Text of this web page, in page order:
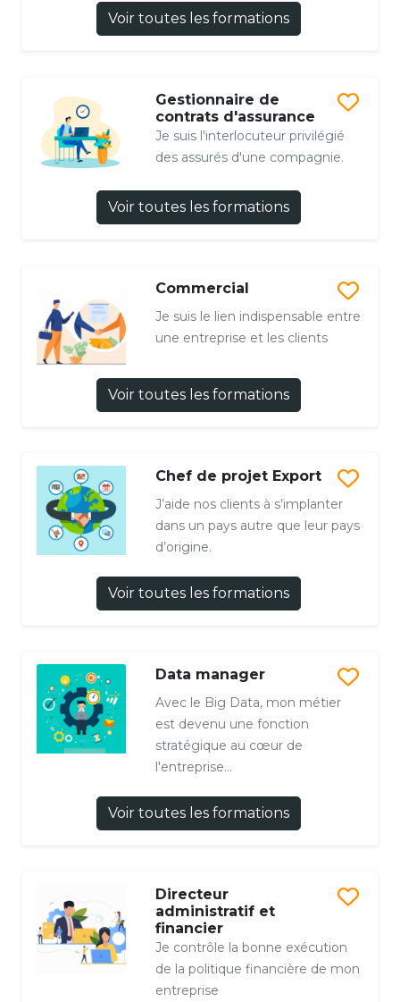
Voir toutes les formations
Gestionnaire de
contrats d'assurance
Je suis l'interlocuteur privilégié
des assurés d'une compagnie.
Voir toutes les formations
Commercial
Je suis le lien indispensable entre
une entreprise et les clients
Voir toutes les formations
Chef de projet Export
J’aide nos clients à s’implanter
dans un pays autre que leur pays
d’origine.
Voir toutes les formations
Data manager
Avec le Big Data, mon métier
est devenu une fonction
stratégique au cœur de
l'entreprise...
Voir toutes les formations
Directeur
administratif et
financier
Je contrôle la bonne exécution
de la politique financière de mon
entreprise